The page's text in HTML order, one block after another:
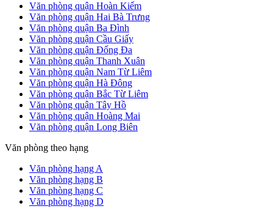
Văn phòng quận Hoàn Kiếm
Văn phòng quận Hai Bà Trưng
Văn phòng quận Ba Đình
Văn phòng quận Cầu Giấy
Văn phòng quận Đống Đa
Văn phòng quận Thanh Xuân
Văn phòng quận Nam Từ Liêm
Văn phòng quận Hà Đông
Văn phòng quận Bắc Từ Liêm
Văn phòng quận Tây Hồ
Văn phòng quận Hoàng Mai
Văn phòng quận Long Biên
Văn phòng theo hạng
Văn phòng hạng A
Văn phòng hạng B
Văn phòng hạng C
Văn phòng hạng D